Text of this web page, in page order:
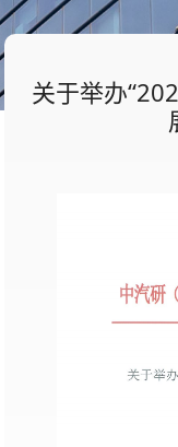
关于举办